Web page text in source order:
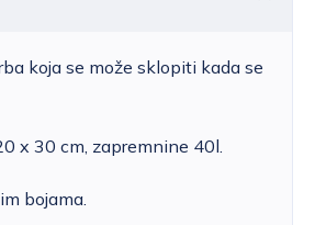
koja se može sklopiti kada se
x 30 cm, zapremnine 40l.
bojama.